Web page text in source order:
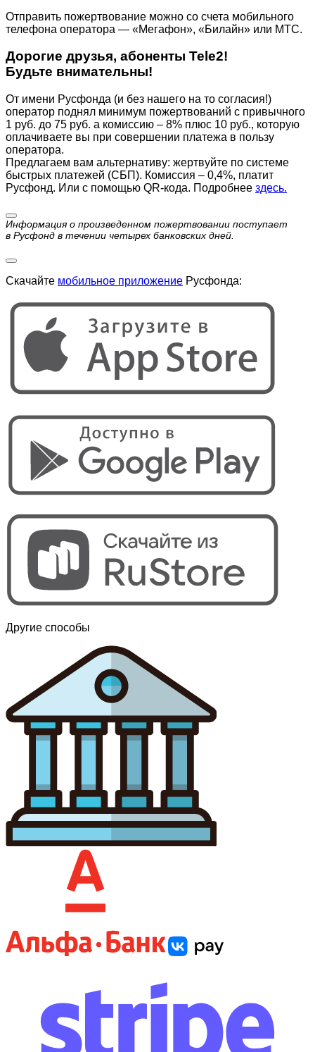
Отправить пожертвование можно со счета мобильного
телефона оператора — «Мегафон», «Билайн» или МТС.
Дорогие друзья, абоненты Tele2!
Будьте внимательны!
От имени Русфонда (и без нашего на то согласия!)
оператор поднял минимум пожертвований с привычного
1 руб. до 75 руб. а комиссию – 8% плюс 10 руб., которую
оплачиваете вы при совершении платежа в пользу
оператора.
Предлагаем вам альтернативу: жертвуйте по cистеме
быстрых платежей (СБП). Комиссия – 0,4%, платит
Русфонд. Или с помощью QR-кода. Подробнее здесь.
Информация о произведенном пожертвовании поступает
в Русфонд в течении четырех банковских дней.
Скачайте мобильное приложение Русфонда:
Другие способы